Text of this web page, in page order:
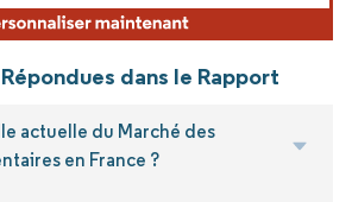
dans le Rapport
actuelle du Marché des
en France ?